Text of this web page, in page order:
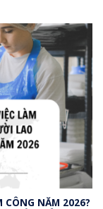
CÔNG NĂM 2026?